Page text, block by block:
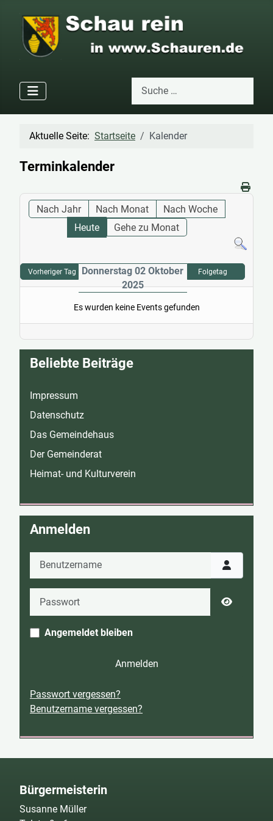
Suchen
Aktuelle Seite: Startseite Kalender
Terminkalender
Nach Jahr Nach Monat
Nach Woche
Heute
Gehe zu Monat
Vorheriger Tag
Donnerstag 02 Oktober
2025
Folgetag
Es wurden keine Events gefunden
Beliebte Beiträge
Impressum
Datenschutz
Das Gemeindehaus
Der Gemeinderat
Heimat- und Kulturverein
Anmelden
Benutzername
Angemeldet bleiben
Anmelden
Passwort vergessen?
Benutzername vergessen?
Bürgermeisterin
Susanne Müller